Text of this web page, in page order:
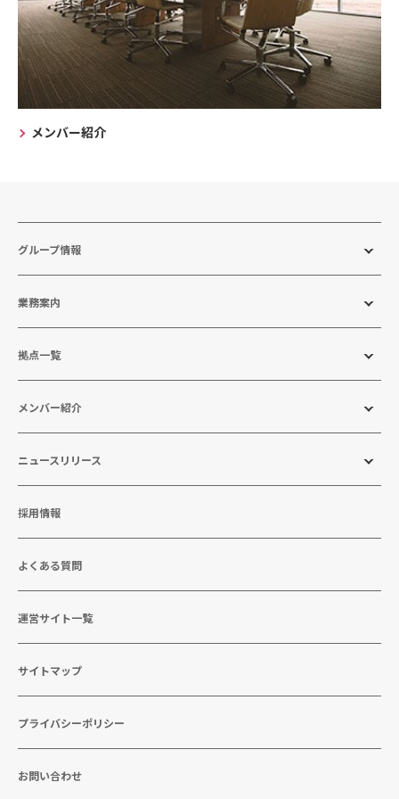
メンバー紹介
グループ情報
業務案内
拠点一覧
メンバー紹介
ニュースリリース
採用情報
よくある質問
運営サイト一覧
サイトマップ
プライバシーポリシー
お問い合わせ